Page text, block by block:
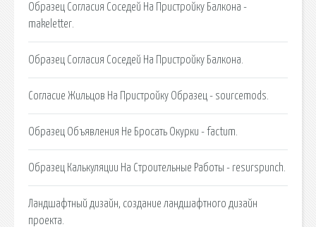
Образец Согласия Соседей На Пристройку Балкона -
makeletter.
Образец Согласия Соседей На Пристройку Балкона.
Согласие Жильцов На Пристройку Образец - sourcemods.
Образец Объявления Не Бросать Окурки - factum.
Образец Калькуляции На Строительные Работы - resurspunch.
Ландшафтный дизайн, создание ландшафтного дизайн
проекта.